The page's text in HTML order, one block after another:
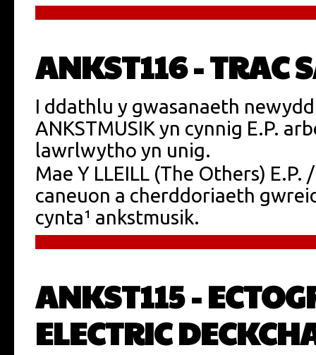
ANKST116 - TRAC
I ddathlu y gwasanaeth
ANKSTMUSIK yn cynnig E.P.
lawrlwytho yn unig.
Mae Y LLEILL (The Others) E.P.
caneuon a cherddoriaeth
cynta¹ ankstmusik.
ANKST115 -
ELECTRIC